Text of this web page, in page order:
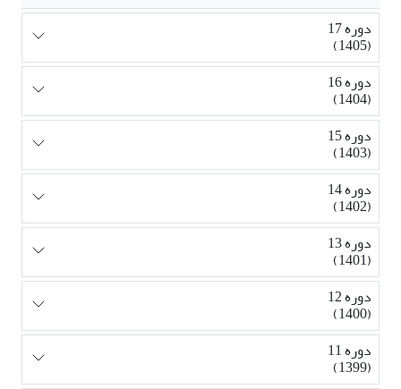
دوره 17
(1405)
دوره 16
(1404)
دوره 15
(1403)
دوره 14
(1402)
دوره 13
(1401)
دوره 12
(1400)
دوره 11
(1399)